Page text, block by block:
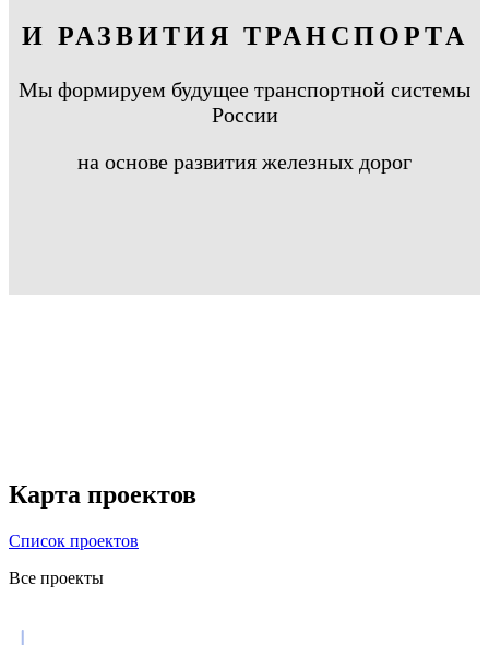
И РАЗВИТИЯ ТРАНСПОРТА
Мы формируем будущее транспортной системы
России
на основе развития железных дорог
Карта проектов
Список проектов
Все проекты